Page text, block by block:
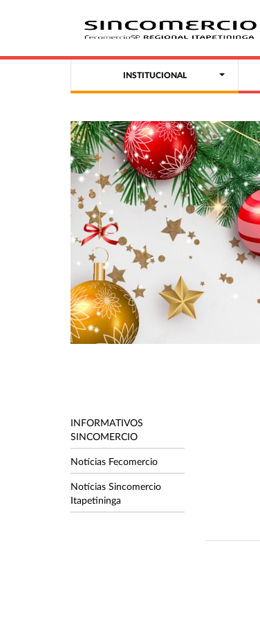
INSTITUCIONAL
INFORMATIVOS
SINCOMERCIO
Notícias Fecomercio
Notícias Sincomercio
Itapetininga